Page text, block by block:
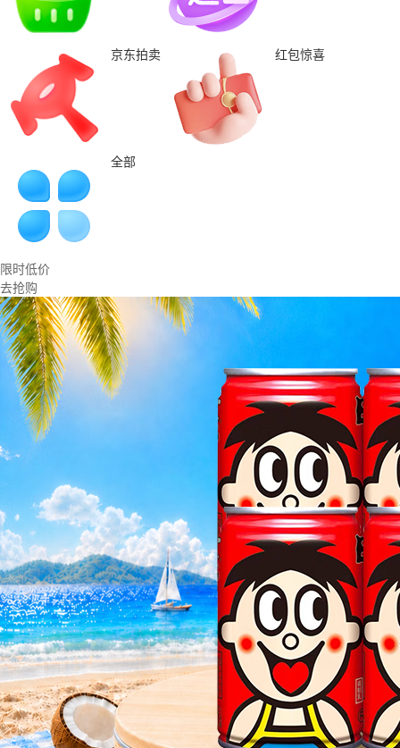
京东拍卖 红包惊喜
全部
限时低价
去抢购